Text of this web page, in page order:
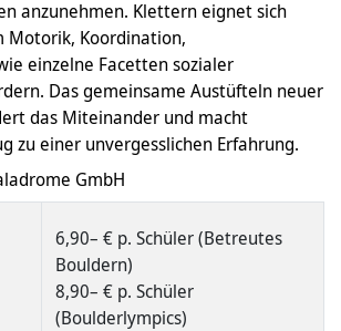
anzunehmen. Klettern eignet sich
Motorik, Koordination,
einzelne Facetten sozialer
Das gemeinsame Austüfteln neuer
das Miteinander und macht
zu einer unvergesslichen Erfahrung.
GmbH
6,90– € p. Schüler (Betreutes
Bouldern)
8,90– € p. Schüler
(Boulderlympics)